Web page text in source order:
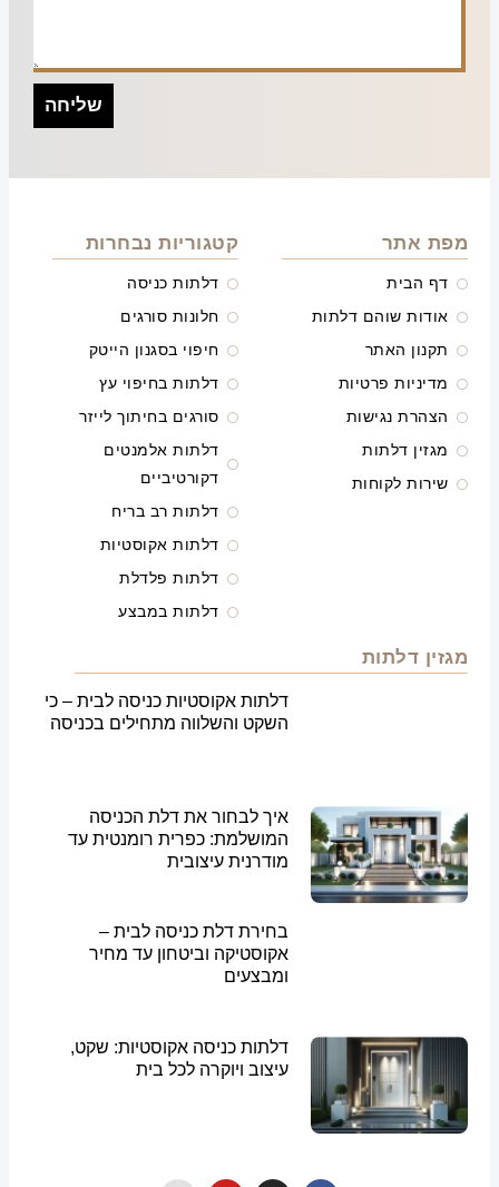
שליחה
מפת אתר
דף הבית
אודות שוהם דלתות
תקנון האתר
מדיניות פרטיות
הצהרת נגישות
מגזין דלתות
שירות לקוחות
קטגוריות נבחרות
דלתות כניסה
חלונות סורגים
חיפוי בסגנון הייטק
דלתות בחיפוי עץ
סורגים בחיתוך לייזר
דלתות אלמנטים
דקורטיביים
דלתות רב בריח
דלתות אקוסטיות
דלתות פלדלת
דלתות במבצע
מגזין דלתות
דלתות אקוסטיות כניסה לבית – כי
השקט והשלווה מתחילים בכניסה
איך לבחור את דלת הכניסה
המושלמת: כפרית רומנטית עד
מודרנית עיצובית
בחירת דלת כניסה לבית –
אקוסטיקה וביטחון עד מחיר
ומבצעים
דלתות כניסה אקוסטיות: שקט,
עיצוב ויוקרה לכל בית